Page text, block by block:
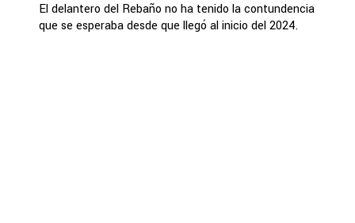
El delantero del Rebaño no ha tenido la contundencia
que se esperaba desde que llegó al inicio del 2024.